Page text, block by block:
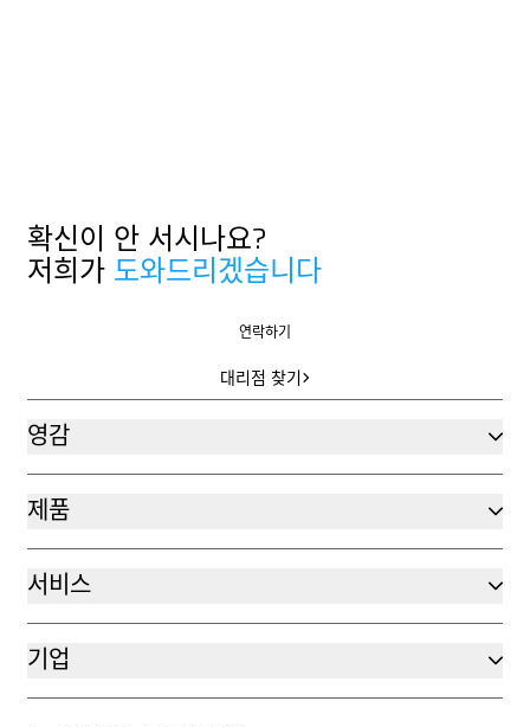
확신이 안 서시나요?
저희가 도와드리겠습니다
연락하기
대리점 찾기
영감
제품
서비스
기업